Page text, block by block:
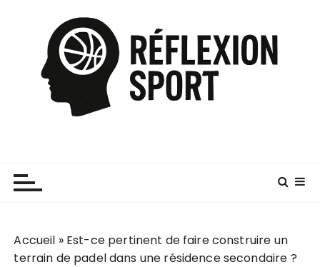
Accueil » Est-ce pertinent de faire construire un
terrain de padel dans une résidence secondaire ?